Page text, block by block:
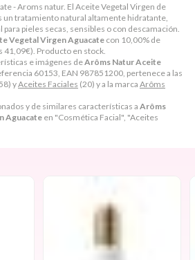
- Aroms natur. El Aceite Vegetal Virgen de
un tratamiento natural altamente hidratante,
pieles secas, sensibles o con descamación.
Vegetal Virgen Aguacate con 10,00% de
41,09€). Producto en stock.
e imágenes deArôms Natur Aceite
60153, EAN 987851200, pertenece a las
yAceites Faciales (20) y a la marca Arôms
y de similares características a Arôms
Aguacate en "Cosmética Facial", "Aceites